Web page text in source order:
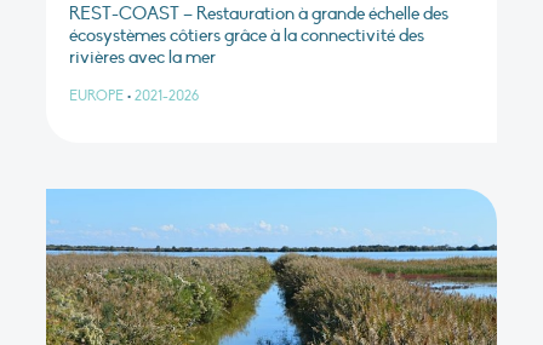
REST-COAST – Restauration à grande échelle des
écosystèmes côtiers grâce à la connectivité des
rivières avec la mer
EUROPE • 2021-2026